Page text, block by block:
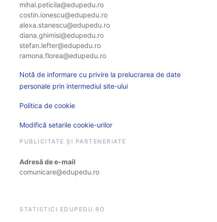
mihai.peticila@edupedu.ro
costin.ionescu@edupedu.ro
alexa.stanescu@edupedu.ro
diana.ghimisi@edupedu.ro
stefan.lefter@edupedu.ro
ramona.florea@edupedu.ro
Notă de informare cu privire la prelucrarea de date
personale prin intermediul site-ului
Politica de cookie
Modifică setarile cookie-urilor
PUBLICITATE ȘI PARTENERIATE
Adresă de e-mail
comunicare@edupedu.ro
STATISTICI EDUPEDU.RO